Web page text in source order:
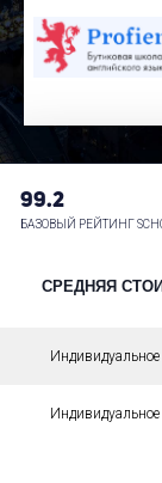
99.2
БАЗОВЫЙ РЕЙТИНГ
СРЕДНЯЯ
Индивидуальное
Индивидуальное